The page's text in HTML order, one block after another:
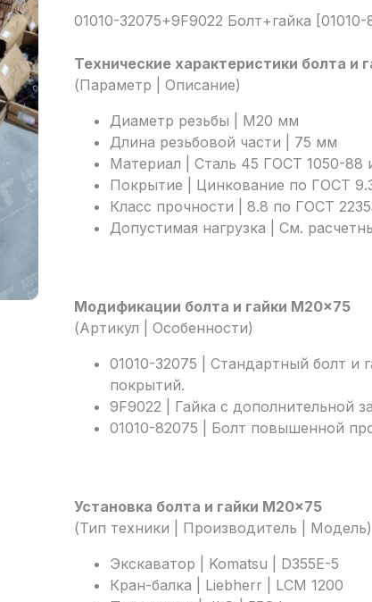
01010-32075+9F9022 Болт+гайка
Технические характеристики болта и
(Параметр | Описание)
Диаметр резьбы | M20 мм
Длина резьбовой части | 75 мм
Материал | Сталь 45 ГОСТ 1050-88
Покрытие | Цинкование по ГОСТ
Класс прочности | 8.8 по ГОСТ
Допустимая нагрузка | См.
Модификации болта и гайки M20x75
(Артикул | Особенности)
01010-32075 | Стандартный болт и
покрытий.
9F9022 | Гайка с дополнительной
01010-82075 | Болт повышенной
Установка болта и гайки M20x75
(Тип техники | Производитель | Модель)
Экскаватор | Komatsu | D355E-5
Кран-балка | Liebherr | LCM 1200